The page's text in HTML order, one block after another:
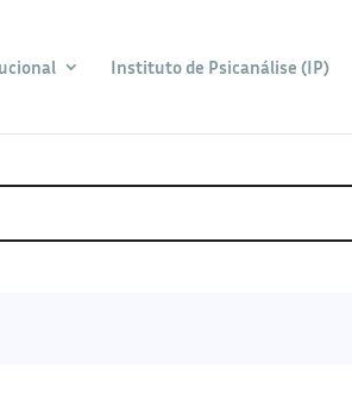
Instituto de Psicanálise (IP)